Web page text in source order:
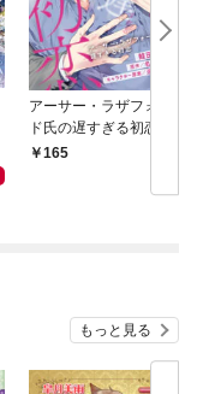
アーサー・ラザフォー
ド氏の遅すぎる初恋 第
1話165
もっと見る